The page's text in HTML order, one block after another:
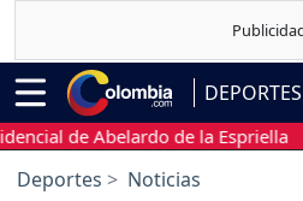
DEPORTES
de Abelardo de la Espriella
Deportes Noticias